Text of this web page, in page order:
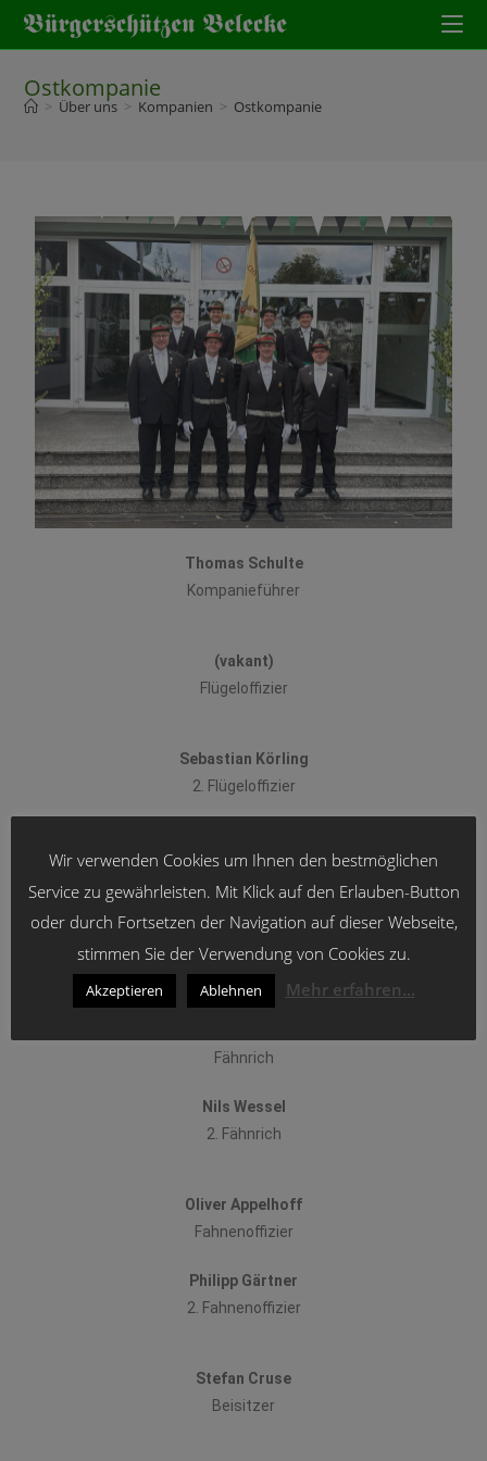
Ostkompanie
> Über uns > Kompanien > Ostkompanie
Thomas Schulte
Kompanieführer
(vakant)
Flügeloffizier
Sebastian Körling
2. Flügeloffizier
Paul Ernst
Fahnenoffizier
Joel Eiting
2. Fahnenoffizier
Fähnrich
Nils Wessel
2. Fähnrich
Oliver Appelhoff
Fahnenoffizier
Philipp Gärtner
2. Fahnenoffizier
Stefan Cruse
Beisitzer
Wir verwenden Cookies um Ihnen den bestmöglichen
Service zu gewährleisten. Mit Klick auf den Erlauben-Button
oder durch Fortsetzen der Navigation auf dieser Webseite,
stimmen Sie der Verwendung von Cookies zu.
Akzeptieren Ablehnen Mehr erfahren...